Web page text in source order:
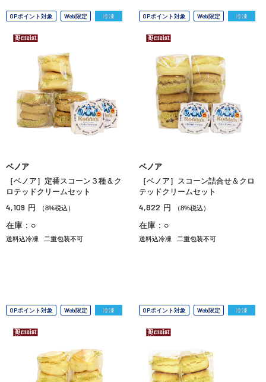
OPポイント対象 Web限定 冷凍
ベノア
［ベノア］定番スコーン３種＆ク
ロテッドクリームセット
4,109 円 （8%税込）
在庫：○
送料込冷凍 二重包装不可
OPポイント対象 Web限定 冷凍
ベノア
［ベノア］スコーン詰合せ＆クロ
テッドクリームセット
4,822 円 （8%税込）
在庫：○
送料込冷凍 二重包装不可
OPポイント対象 Web限定 冷凍 OPポイント対象 Web限定 冷凍